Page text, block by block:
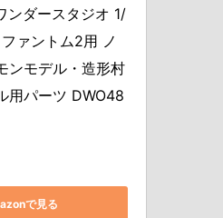
ンダースタジオ 1/
ァントム2用 ノ
ンモデル・造形村
用パーツ DWO48
で見る